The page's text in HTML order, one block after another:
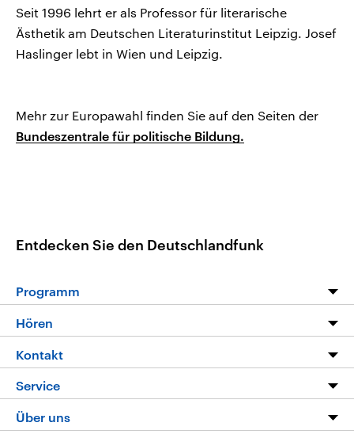
Seit 1996 lehrt er als Professor für literarische
Ästhetik am Deutschen Literaturinstitut Leipzig. Josef
Haslinger lebt in Wien und Leipzig.
Mehr zur Europawahl finden Sie auf den Seiten der
Bundeszentrale für politische Bildung.
Entdecken Sie den Deutschlandfunk
Programm
Die Nachrichten
Nachrichtenleicht
Neue Beiträge auf dlf.de
Hören
Livestream
Podcasts
Deutschlandfunk App
Kontakt
Hörerservice
Service
FAQ
Über uns